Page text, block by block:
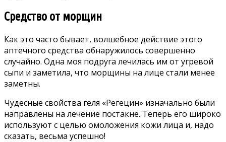
Средство от морщин
Как это часто бывает, волшебное действие этого
аптечного средства обнаружилось совершенно
случайно. Одна моя подруга лечилась им от угревой
сыпи и заметила, что морщины на лице стали менее
заметны.
Чудесные свойства геля «Регецин» изначально были
направлены на лечение постакне. Теперь его широко
используют с целью омоложения кожи лица и, надо
сказать, весьма успешно!